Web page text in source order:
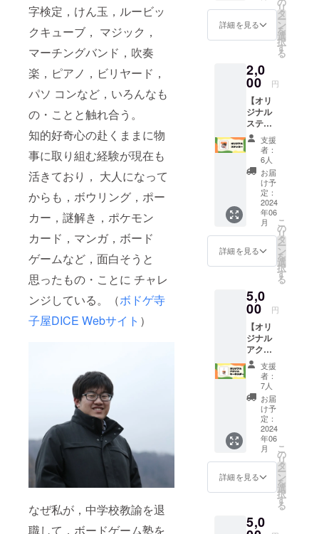
字検定，けん玉，ルービッ
クキューブ， マジック，
マーチングバンド，吹奏
楽，ピアノ，ビリヤード，
パソ コンなど，いろんなも
の・ことと触れ合う。
知的好奇心の赴くままに物
事に取り組む経験が現在も
活きており， 大人になって
からも，ボウリング，ポー
カー，謎解き，ポケモン
カード，マンガ，ボード
ゲームなど，面白そうと
思ったもの・ことに チャレ
ンジしている。（ボドゲ寺
子屋DICE Webサイト ）
なぜ私が，中学校教諭を退
職して，ボードゲーム塾を
定，けん
玉，ルー
マジック，
マーチング
バンド，吹
奏楽，ピア
ノ，ビリ
ヤード，パ
ソ​コンな
ど，いろん
なもの・こ
とと触れ合
う。知的好
奇心の赴く
ままに物事
経験が現在
も活きてお
り，​大人に
なってから
も，ボウリ
ング，ポー
カー，謎解
き，ポケモ
ンカ​ード，
マンガ，
ボードゲー
白そうと
の・ことに​
チャレンジ
メッ
セージ
をお送
りいた
す！ 〜
リター
ン額は
任意で
上乗せ
が可能
です。
更なる
ご支援
でより
頑張れ
ますの
で，
もっと
ご支援
いただ
ける方
さ
い！〜
詳細を見る
リ
タ
ー
ン
を
選
択
す
る
2,0
00 円
【オリ
ジナル
ステッ
カー】
本プロ
ジェク
ト限定
デザイ
ンのス
テッ
カー（1
枚）に
なりま
す。 ス
マホや
タブ
などに
貼るも
よし，
貼らず
に保存
するも
よしで
す。 大
きさ：
5cm×5
cm 〜リ
ターン
額は任
意で上
乗せが
可能で
す。更
張れま
支援
者：
6人
お届
け予
定：
2024
年06
月
詳細を見る
こ
の
リ
タ
ー
ン
を
選
択
す
る
5,0
00 円
【オリ
ジナル
アクリ
ルキー
ホル
ダー】
本プロ
ジェク
ト限定
デザイ
ンのア
クリル
キーホ
ルダー
になり
ます。
使って
いるカ
支援
者：
7人
お届
け予
定：
2024
年06
月
詳細を見る
こ
の
リ
タ
ー
ン
を
選
択
す
る
5,0